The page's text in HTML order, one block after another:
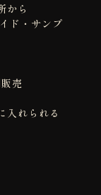
から
ド・サンプ
売
入れられる